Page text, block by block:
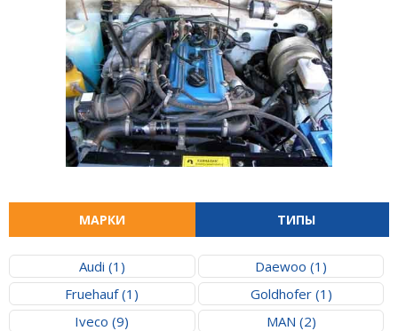
МАРКИ ТИПЫ
Audi (1)
Daewoo (1)
Fruehauf (1)
Goldhofer (1)
Iveco (9)
MAN (2)